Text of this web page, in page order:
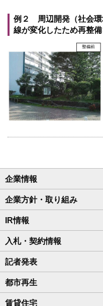
例２ 周辺開発（社会環
線が変化したため再整
企業情報
企業方針・取り組み
IR情報
入札・契約情報
記者発表
都市再生
賃貸住宅